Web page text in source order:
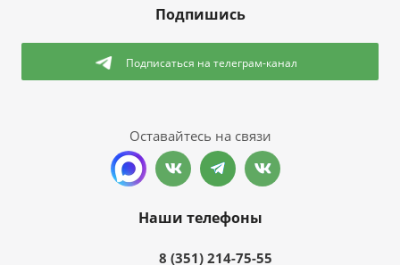
Подпишись
Подписаться на телеграм-канал
Оставайтесь на связи
Наши телефоны
8 (351) 214-75-55